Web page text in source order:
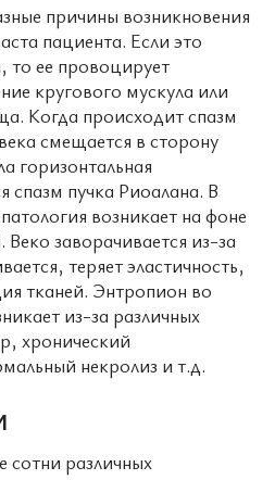
причины возникновения
пациента. Если это
то ее провоцирует
кругового мускула или
Когда происходит спазм
смещается в сторону
горизонтальная
спазм пучка Риоалана. В
возникает на фоне
заворачивается из-за
теряет эластичность,
тканей. Энтропион во
из-за различных
хронический
некролиз и т.д.
сотни различных